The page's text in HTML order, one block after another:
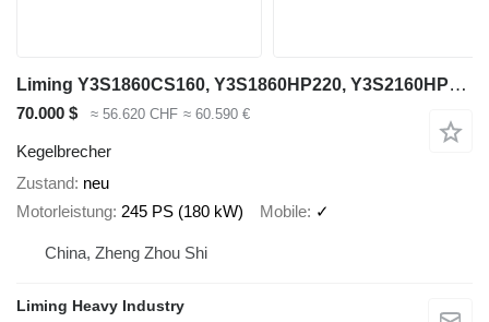
Liming Y3S1860CS160, Y3S1860HP220, Y3S2160HP220
70.000 $ ≈ 56.620 CHF ≈ 60.590 €
Kegelbrecher
Zustand neu
Motorleistung 245 PS (180 kW) Mobile ✓
China, Zheng Zhou Shi
Liming Heavy Industry